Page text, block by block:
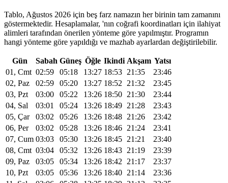
Tablo, Ağustos 2026 için beş farz namazın her birinin tam zamanını
göstermektedir. Hesaplamalar, 'nın coğrafi koordinatları için ilahiyat
alimleri tarafından önerilen yönteme göre yapılmıştır. Programın
hangi yönteme göre yapıldığı ve mazhab ayarlardan değiştirilebilir.
Gün Sabah Güneş Öğle Ikindi Akşam Yatsı
01, Cmt 02:59 05:18 13:27 18:53 21:35
23:46
02, Paz
02:59 05:20 13:27 18:52 21:32
23:45
03, Pzt
03:00 05:22 13:26 18:50 21:30
23:44
04, Sal
03:01 05:24 13:26 18:49 21:28
23:43
05, Çar
03:02 05:26 13:26 18:48 21:26
23:42
06, Per
03:02 05:28 13:26 18:46 21:24
23:41
07, Cum 03:03 05:30 13:26 18:45 21:21
23:40
08, Cmt 03:04 05:32 13:26 18:43 21:19
23:39
09, Paz
03:05 05:34 13:26 18:42 21:17
23:37
10, Pzt
03:05 05:36 13:26 18:40 21:14
23:36